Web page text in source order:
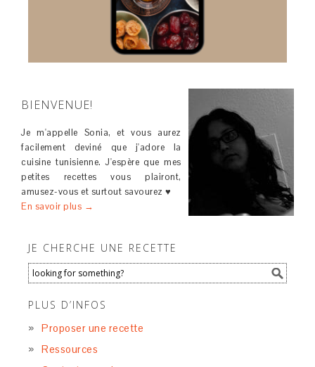
BIENVENUE!
Je m'appelle Sonia, et vous aurez
facilement deviné que j'adore la
cuisine tunisienne. J'espère que mes
petites recettes vous plairont,
amusez-vous et surtout savourez ♥
En savoir plus →
JE CHERCHE UNE RECETTE
PLUS D’INFOS
Proposer une recette
Ressources